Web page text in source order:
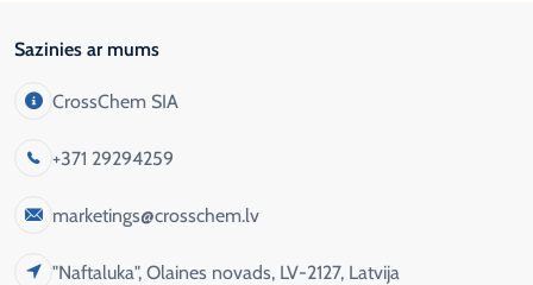
Sazinies ar mums
CrossChem SIA
+371 29294259
marketings@crosschem.lv
"Naftaluka", Olaines novads, LV-2127, Latvija